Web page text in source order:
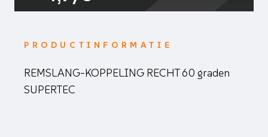
PRODUCTINFORMATIE
REMSLANG-KOPPELING RECHT 60 graden
SUPERTEC